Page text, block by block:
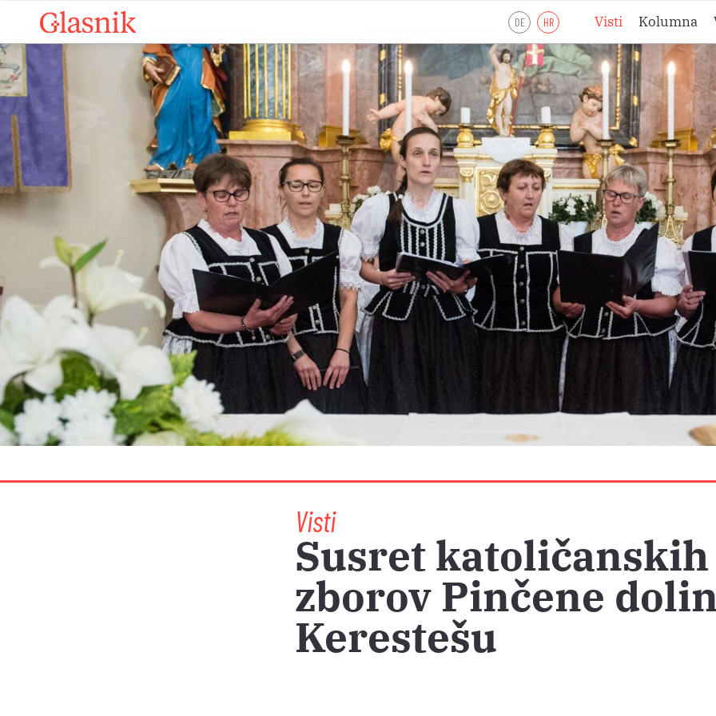
DE HR Visti Kolumna
Liturgijsko
Liturgijsko
Liturgijsko
Pobožnosti
Meditacije
Visti
Susret katoličanskih
zborov Pinčene
Kerestešu